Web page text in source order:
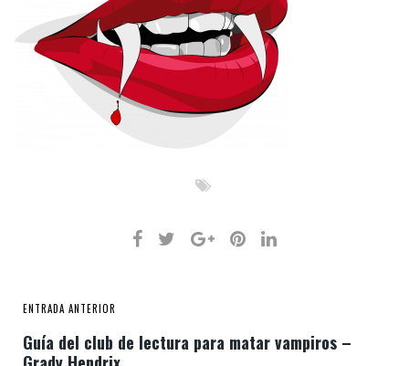
ENTRADA ANTERIOR
Guía del club de lectura para matar vampiros –